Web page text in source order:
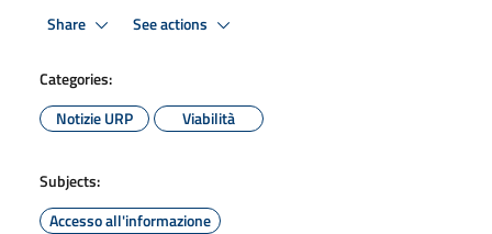
Share See actions
Categories:
Notizie URP
Viabilità
Subjects:
Accesso all'informazione